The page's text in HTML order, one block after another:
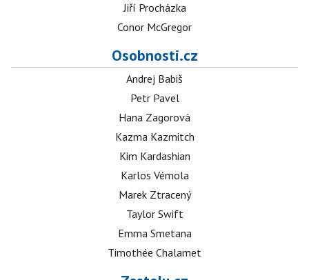
Jiří Procházka
Conor McGregor
Osobnosti.cz
Andrej Babiš
Petr Pavel
Hana Zagorová
Kazma Kazmitch
Kim Kardashian
Karlos Vémola
Marek Ztracený
Taylor Swift
Emma Smetana
Timothée Chalamet